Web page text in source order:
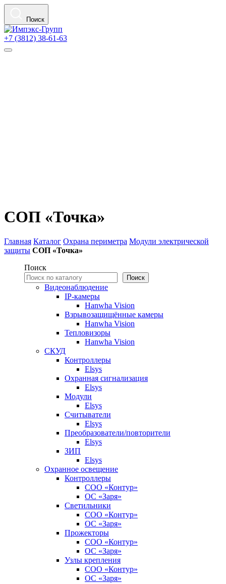
Поиск
+7 (3812) 38-61-63
СОП «Точка»
Главная Каталог Охрана периметра Модули электрической
защиты СОП «Точка»
Поиск
Поиск
Видеонаблюдение
IP-камеры
Hanwha Vision
Взрывозащищённые камеры
Hanwha Vision
Тепловизоры
Hanwha Vision
СКУД
Контроллеры
Elsys
Охранная сигнализация
Elsys
Модули
Elsys
Считыватели
Elsys
Преобразователи/повторители
Elsys
ЗИП
Elsys
Охранное освещение
Контроллеры
СОО «Контур»
ОС «Заря»
Светильники
СОО «Контур»
ОС «Заря»
Прожекторы
СОО «Контур»
ОС «Заря»
Узлы крепления
СОО «Контур»
ОС «Заря»